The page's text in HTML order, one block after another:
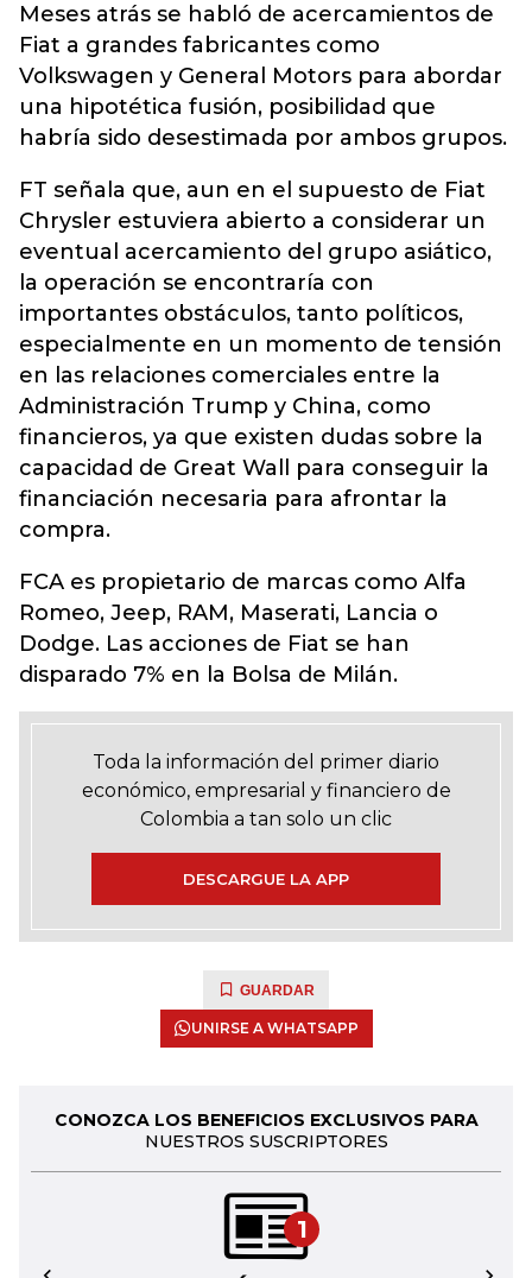
Meses atrás se habló de acercamientos de
Fiat a grandes fabricantes como
Volkswagen y General Motors para abordar
una hipotética fusión, posibilidad que
habría sido desestimada por ambos grupos.
FT señala que, aun en el supuesto de Fiat
Chrysler estuviera abierto a considerar un
eventual acercamiento del grupo asiático,
la operación se encontraría con
importantes obstáculos, tanto políticos,
especialmente en un momento de tensión
en las relaciones comerciales entre la
Administración Trump y China, como
financieros, ya que existen dudas sobre la
capacidad de Great Wall para conseguir la
financiación necesaria para afrontar la
compra.
FCA es propietario de marcas como Alfa
Romeo, Jeep, RAM, Maserati, Lancia o
Dodge. Las acciones de Fiat se han
disparado 7% en la Bolsa de Milán.
Toda la información del primer diario
económico, empresarial y financiero de
Colombia a tan solo un clic
DESCARGUE LA APP
GUARDAR
UNIRSE A WHATSAPP
CONOZCA LOS BENEFICIOS EXCLUSIVOS PARA
NUESTROS SUSCRIPTORES
1